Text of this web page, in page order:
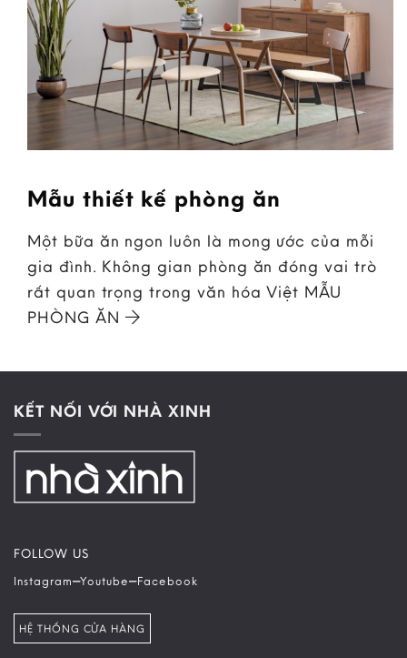
Mẫu thiết kế phòng ăn
Một bữa ăn ngon luôn là mong ước của mỗi
gia đình. Không gian phòng ăn đóng vai trò
rất quan trọng trong văn hóa Việt MẪU
PHÒNG ĂN
KẾT NỐI VỚI NHÀ XINH
FOLLOW US
Instagram–Youtube–Facebook
HỆ THỐNG CỬA HÀNG